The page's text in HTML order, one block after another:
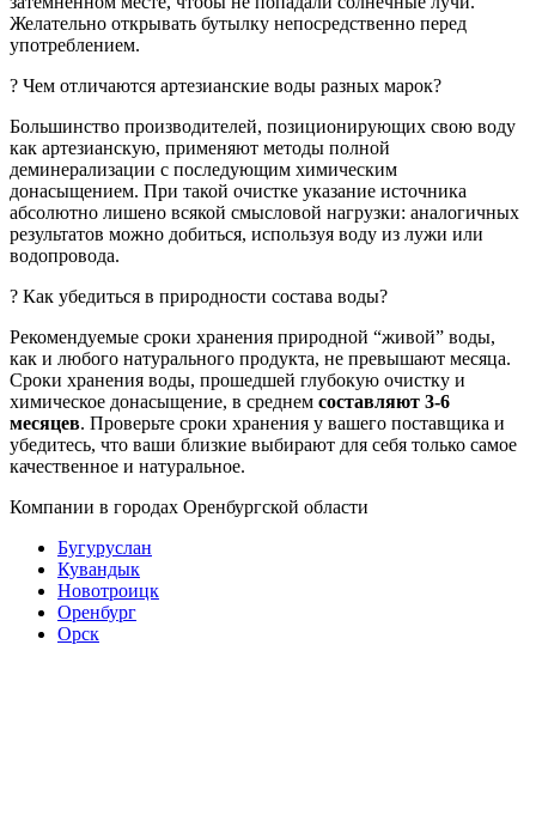
Желательно открывать бутылку непосредственно перед
употреблением.
? Чем отличаются артезианские воды разных марок?
Большинство производителей, позиционирующих свою воду
как артезианскую, применяют методы полной
деминерализации с последующим химическим
донасыщением. При такой очистке указание источника
абсолютно лишено всякой смысловой нагрузки: аналогичных
результатов можно добиться, используя воду из лужи или
водопровода.
? Как убедиться в природности состава воды?
Рекомендуемые сроки хранения природной “живой” воды,
как и любого натурального продукта, не превышают месяца.
Сроки хранения воды, прошедшей глубокую очистку и
химическое донасыщение, в среднем составляют 3-6
месяцев. Проверьте сроки хранения у вашего поставщика и
убедитесь, что ваши близкие выбирают для себя только самое
качественное и натуральное.
Компании в городах Оренбургской области
Бугуруслан
Кувандык
Новотроицк
Оренбург
Орск